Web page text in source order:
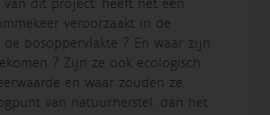
dit project: heeft het een
veroorzaakt in de
bosoppervlakte ? En waar zijn
? Zijn ze ook ecologisch
en waar zouden ze,
van natuurherstel, dan het